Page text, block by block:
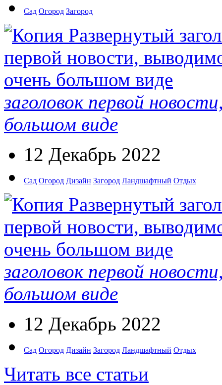
Сад Огород Загород
заголовок первой
большом виде
12 Декабрь 2022
Сад Огород Дизайн Загород Ландшафтный Отдых
заголовок первой
большом виде
12 Декабрь 2022
Сад Огород Дизайн Загород Ландшафтный Отдых
Читать все статьи